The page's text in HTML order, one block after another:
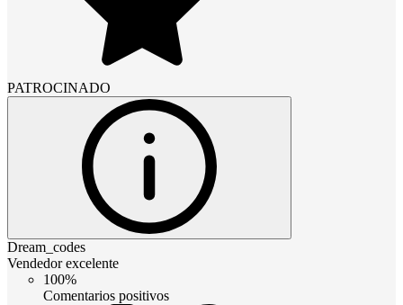
PATROCINADO
Dream_codes
Vendedor excelente
100%
Comentarios positivos